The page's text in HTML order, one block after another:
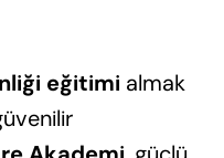
eğitimi almak